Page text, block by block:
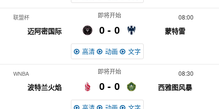
联盟杯 08:00
迈阿密国际 0
即将开始
蒙特雷
0
高清 动画 文字
WNBA 08:30
波特兰火焰 0
即将开始
西雅图风暴
0